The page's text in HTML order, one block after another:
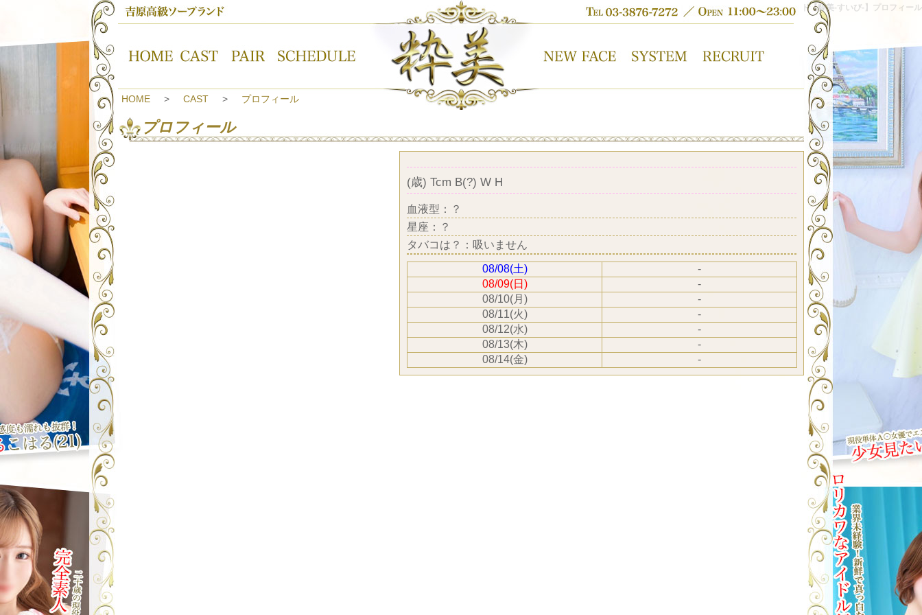
吉原高級ソープランド【粋美-すいび-】プロフィール
HOME CAST プロフィール
プロフィール
(歳) Tcm B(?) W H
血液型：？
星座：？
タバコは？：吸いません
08/08(土)
-
08/09(日)
-
08/10(月)
-
08/11(火)
-
08/12(水)
-
08/13(木)
-
08/14(金)
-